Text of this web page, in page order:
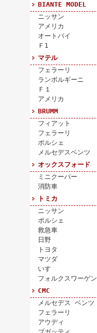
BIANTE MODEL
ニッサン
アメリカ
オートバイ
Ｆ1
マテル
フェラーリ
ランボルギーニ
Ｆ１
アメリカ
BRUMM
フィアット
フェラーリ
ポルシェ
メルセデスベンツ
オックスフォード
ミニクーパー
消防車
トミカ
ニッサン
ポルシェ
救急車
日野
トヨタ
マツダ
いすゞ
フォルクスワーゲン
CMC
メルセデス ベンツ
フェラーリ
アウディ